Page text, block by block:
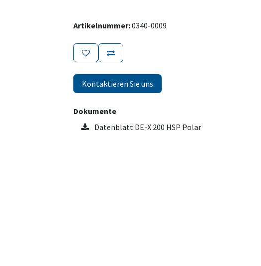
Artikelnummer:0340-0009
Kontaktieren Sie uns
Dokumente
Datenblatt DE-X 200 HSP Polar